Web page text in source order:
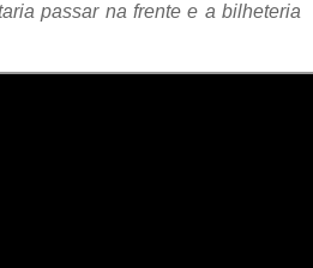
passar na frente e a bilheteria